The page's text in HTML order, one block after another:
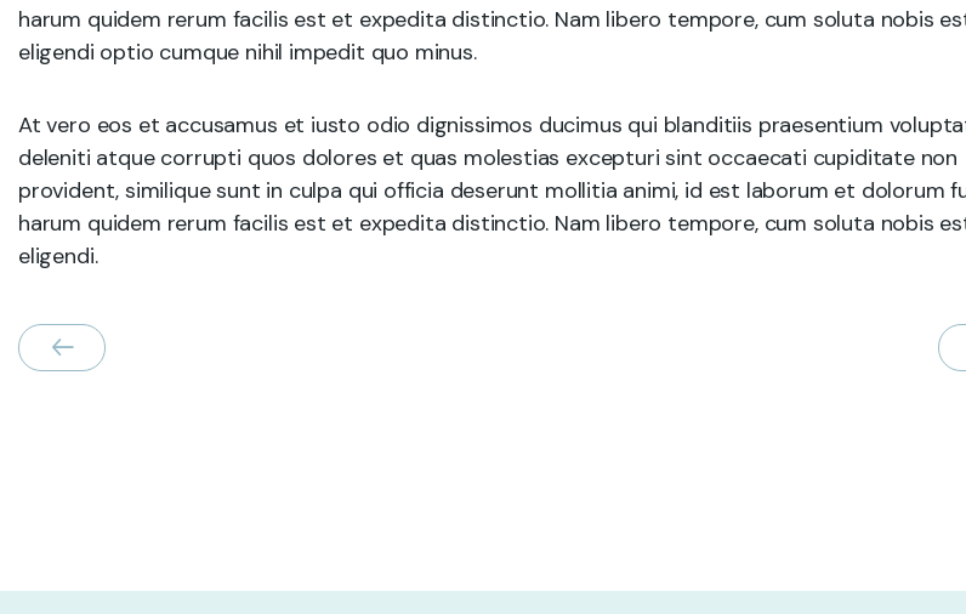
harum quidem rerum facilis est et expedita distinctio. Nam libero tempore, cum soluta nobis
eligendi optio cumque nihil impedit quo minus.
At vero eos et accusamus et iusto odio dignissimos ducimus qui blanditiis praesentium
deleniti atque corrupti quos dolores et quas molestias excepturi sint occaecati cupiditate non
provident, similique sunt in culpa qui officia deserunt mollitia animi, id est laborum et dolorum
harum quidem rerum facilis est et expedita distinctio. Nam libero tempore, cum soluta nobis
eligendi.